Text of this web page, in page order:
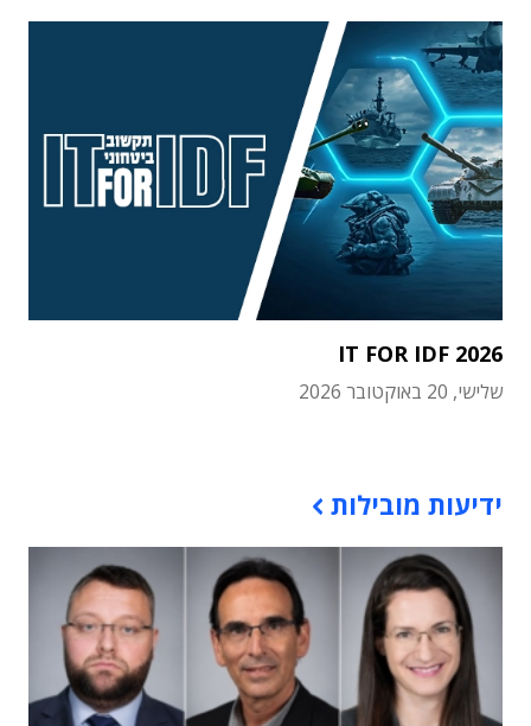
IT FOR IDF 2026
שלישי, 20 באוקטובר 2026
ידיעות מובילות